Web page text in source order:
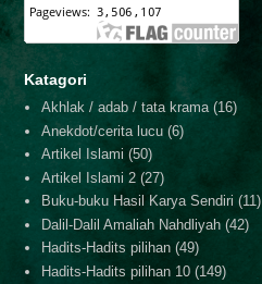
Katagori
Akhlak / adab / tata krama (16)
Anekdot/cerita lucu (6)
Artikel Islami (50)
Artikel Islami 2 (27)
Buku-buku Hasil Karya Sendiri (11)
Dalil-Dalil Amaliah Nahdliyah (42)
Hadits-Hadits pilihan (49)
Hadits-Hadits pilihan 10 (149)